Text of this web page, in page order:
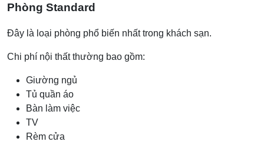
Phòng Standard
Đây là loại phòng phổ biến nhất trong khách sạn.
Chi phí nội thất thường bao gồm:
Giường ngủ
Tủ quần áo
Bàn làm việc
TV
Rèm cửa